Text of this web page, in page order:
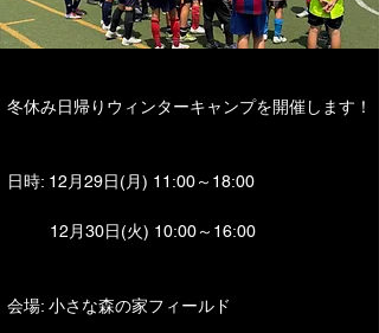
冬休み日帰りウィンターキャンプを開催します！
日時: 12月29日(月) 11:00～18:00
12月30日(火) 10:00～16:00
会場: 小さな森の家フィールド